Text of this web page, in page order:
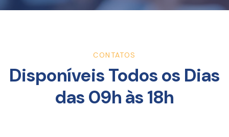
CONTATOS
Disponíveis Todos os Dias
das 09h às 18h